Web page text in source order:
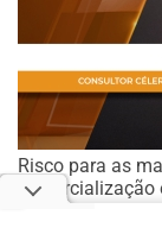
Risco para as
afirma Céleres